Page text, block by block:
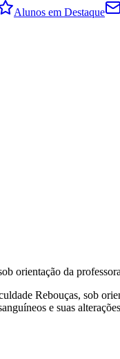
Alunos em Destaque
orientação da
Rebouças, sob
e suas